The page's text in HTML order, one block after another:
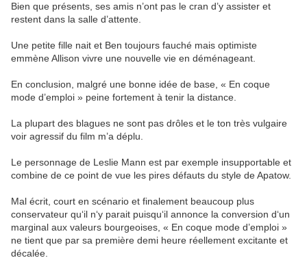
Bien que présents, ses amis n’ont pas le cran d’y assister et
restent dans la salle d’attente.
Une petite fille nait et Ben toujours fauché mais optimiste
emmène Allison vivre une nouvelle vie en déménageant.
En conclusion, malgré une bonne idée de base, « En coque
mode d’emploi » peine fortement à tenir la distance.
La plupart des blagues ne sont pas drôles et le ton très vulgaire
voir agressif du film m’a déplu.
Le personnage de Leslie Mann est par exemple insupportable et
combine de ce point de vue les pires défauts du style de Apatow.
Mal écrit, court en scénario et finalement beaucoup plus
conservateur qu‘il n‘y parait puisqu‘il annonce la conversion d‘un
marginal aux valeurs bourgeoises, « En coque mode d’emploi »
ne tient que par sa première demi heure réellement excitante et
décalée.